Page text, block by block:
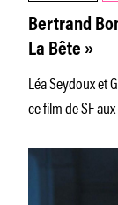
Bertrand
La Bête »
Léa Seydoux et
ce film de SF